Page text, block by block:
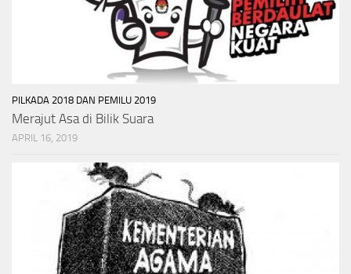
PILKADA 2018 DAN PEMILU 2019
Merajut Asa di Bilik Suara
APRIL 16, 2019